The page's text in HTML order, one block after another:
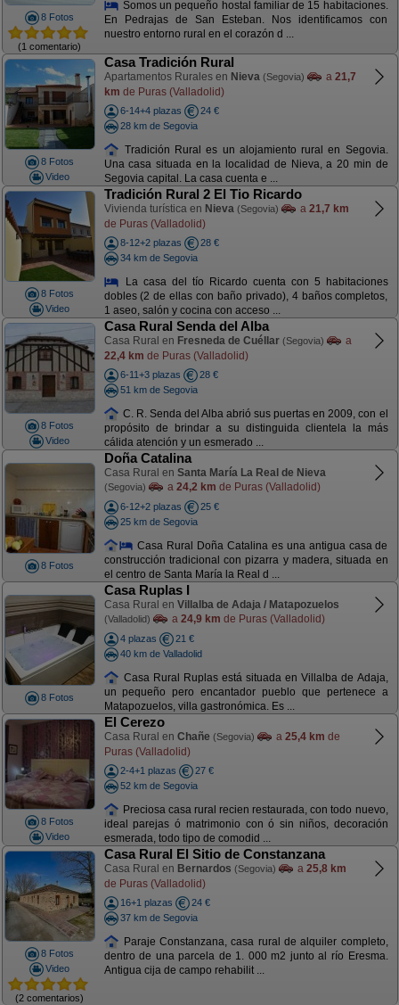
8 Fotos
(1 comentario)
Somos un pequeño hostal familiar de 15 habitaciones.
En Pedrajas de San Esteban. Nos identificamos con
nuestro entorno rural en el corazón d ...
8 Fotos
Video
Casa Tradición Rural
Apartamentos Rurales en Nieva (Segovia) a 21,7
km de Puras (Valladolid)
6-14+4 plazas
24 €
28 km de Segovia
Tradición Rural es un alojamiento rural en Segovia.
Una casa situada en la localidad de Nieva, a 20 min de
Segovia capital. La casa cuenta e ...
8 Fotos
Video
Tradición Rural 2 El Tio Ricardo
Vivienda turística en Nieva (Segovia) a 21,7 km
de Puras (Valladolid)
8-12+2 plazas
28 €
34 km de Segovia
La casa del tío Ricardo cuenta con 5 habitaciones
dobles (2 de ellas con baño privado), 4 baños completos,
1 aseo, salón y cocina con acceso ...
8 Fotos
Video
Casa Rural Senda del Alba
Casa Rural en Fresneda de Cuéllar (Segovia)
a
22,4 km de Puras (Valladolid)
6-11+3 plazas
28 €
51 km de Segovia
C. R. Senda del Alba abrió sus puertas en 2009, con el
propósito de brindar a su distinguida clientela la más
cálida atención y un esmerado ...
8 Fotos
Doña Catalina
Casa Rural en Santa María La Real de Nieva
(Segovia) a 24,2 km de Puras (Valladolid)
6-12+2 plazas
25 €
25 km de Segovia
Casa Rural Doña Catalina es una antigua casa de
construcción tradicional con pizarra y madera, situada en
el centro de Santa María la Real d ...
8 Fotos
Casa Ruplas I
Casa Rural en Villalba de Adaja / Matapozuelos
(Valladolid) a 24,9 km de Puras (Valladolid)
4 plazas
21 €
40 km de Valladolid
Casa Rural Ruplas está situada en Villalba de Adaja,
un pequeño pero encantador pueblo que pertenece a
Matapozuelos, villa gastronómica. Es ...
8 Fotos
Video
El Cerezo
Casa Rural en Chañe (Segovia) a 25,4 km de
Puras (Valladolid)
2-4+1 plazas
27 €
52 km de Segovia
Preciosa casa rural recien restaurada, con todo nuevo,
ideal parejas ó matrimonio con ó sin niños, decoración
esmerada, todo tipo de comodid ...
8 Fotos
Video
(2 comentarios)
Casa Rural El Sitio de Constanzana
Casa Rural en Bernardos (Segovia) a 25,8 km
de Puras (Valladolid)
16+1 plazas
24 €
37 km de Segovia
Paraje Constanzana, casa rural de alquiler completo,
dentro de una parcela de 1. 000 m2 junto al río Eresma.
Antigua cija de campo rehabilit ...